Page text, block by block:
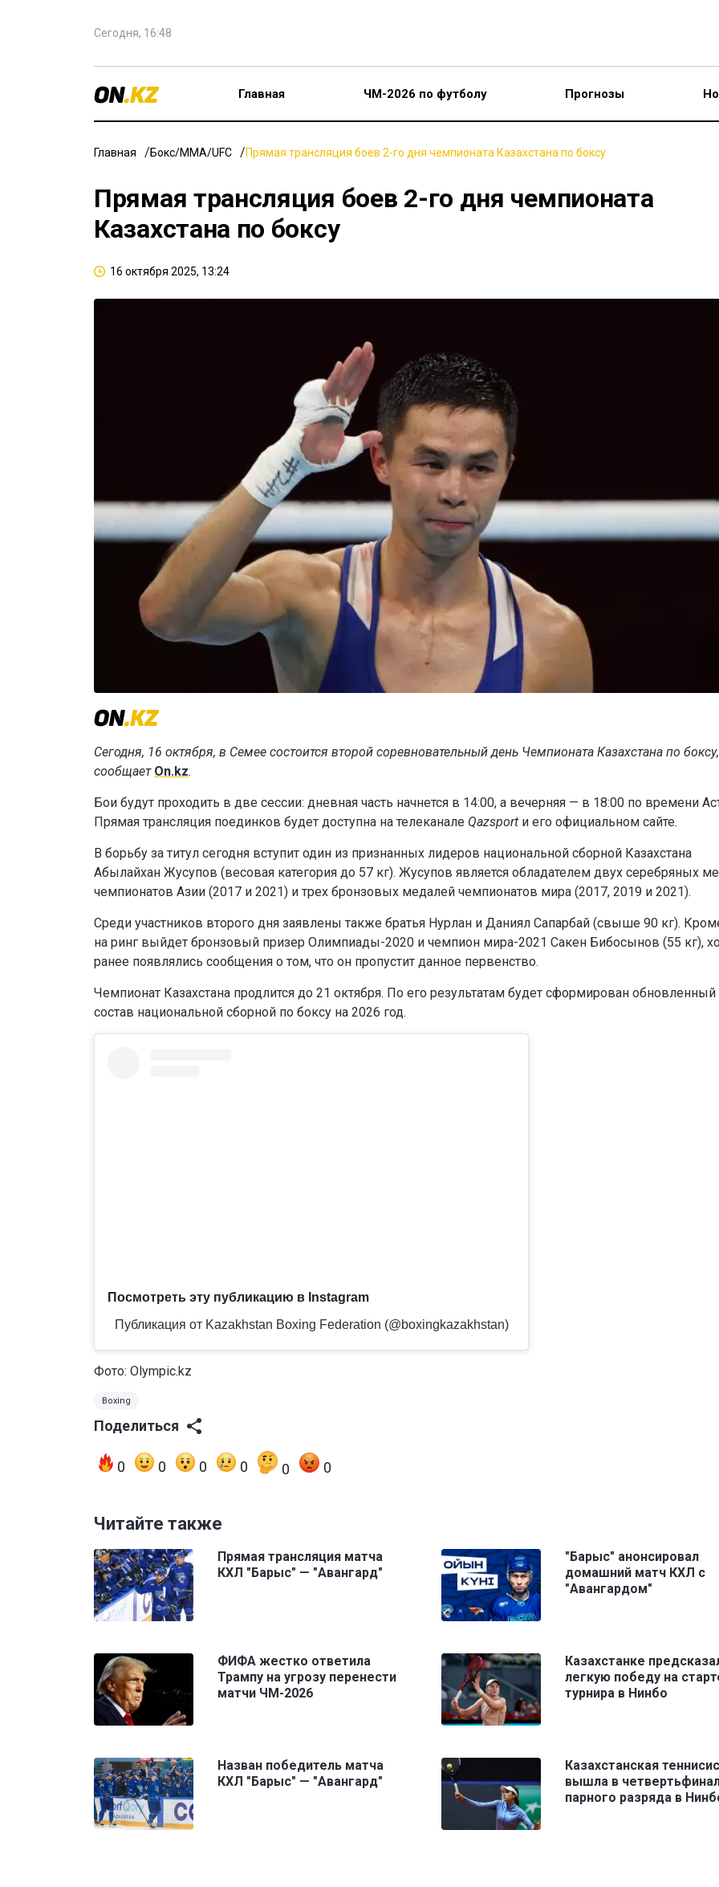
Сегодня, 16:48
Главная ЧМ-2026 по футболу Прогнозы
Главная Бокс/ММА/UFC Прямая трансляция боев 2-го дня чемпионата Казахстана по боксу
Прямая трансляция боев 2-го дня чемпионата
Казахстана по боксу
16 октября 2025, 13:24
Сегодня, 16 октября, в Семее состоится второй соревновательный день Чемпионата Казахстана по боксу,
сообщает On.kz.
Бои будут проходить в две сессии: дневная часть начнется в 14:00, а вечерняя — в 18:00 по времени
Прямая трансляция поединков будет доступна на телеканале Qazsport и его официальном сайте.
В борьбу за титул сегодня вступит один из признанных лидеров национальной сборной Казахстана
Абылайхан Жусупов (весовая категория до 57 кг). Жусупов является обладателем двух серебряных
чемпионатов Азии (2017 и 2021) и трех бронзовых медалей чемпионатов мира (2017, 2019 и 2021).
Среди участников второго дня заявлены также братья Нурлан и Даниял Сапарбай (свыше 90 кг).
на ринг выйдет бронзовый призер Олимпиады-2020 и чемпион мира-2021 Сакен Бибосынов (55 кг),
ранее появлялись сообщения о том, что он пропустит данное первенство.
Чемпионат Казахстана продлится до 21 октября. По его результатам будет сформирован обновленный
состав национальной сборной по боксу на 2026 год.
Посмотреть эту публикацию в Instagram
Публикация от Kazakhstan Boxing Federation (@boxingkazakhstan)
Фото: Olympic.kz
Boxing
Поделиться
0 0 0 0 0 0
Читайте также
Прямая трансляция матча
КХЛ "Барыс" — "Авангард"
"Барыс" анонсировал
домашний матч КХЛ с
"Авангардом"
ФИФА жестко ответила
Трампу на угрозу перенести
матчи ЧМ-2026
Казахстанке
легкую победу на
турнира в Нинбо
Назван победитель матча
КХЛ "Барыс" — "Авангард"
Казахстанская
вышла в
парного разряда в